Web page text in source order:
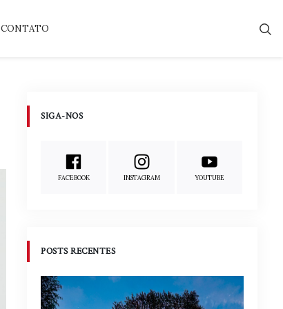
CONTATO
SIGA-NOS
FACEBOOK INSTAGRAM YOUTUBE
POSTS RECENTES